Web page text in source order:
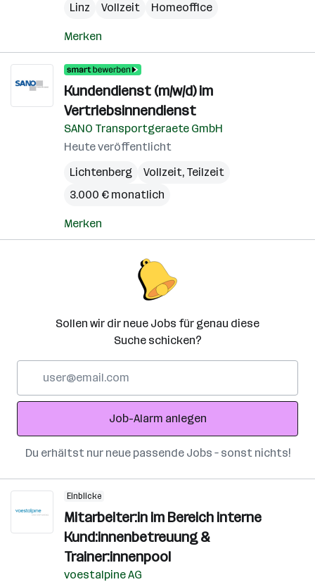
Linz
Vollzeit Homeoffice
Merken
Kundendienst (m/w/d) im
Vertriebsinnendienst
SANO Transportgeraete GmbH
Heute veröffentlicht
Lichtenberg
Vollzeit, Teilzeit
3.000 € monatlich
Merken
Sollen wir dir neue Jobs für genau diese
Suche schicken?
Adresse
Job-Alarm anlegen
Du erhältst nur neue passende Jobs – sonst nichts!
Einblicke
Mitarbeiter:in im Bereich interne
Kund:innenbetreuung &
Trainer:innenpool
voestalpine AG